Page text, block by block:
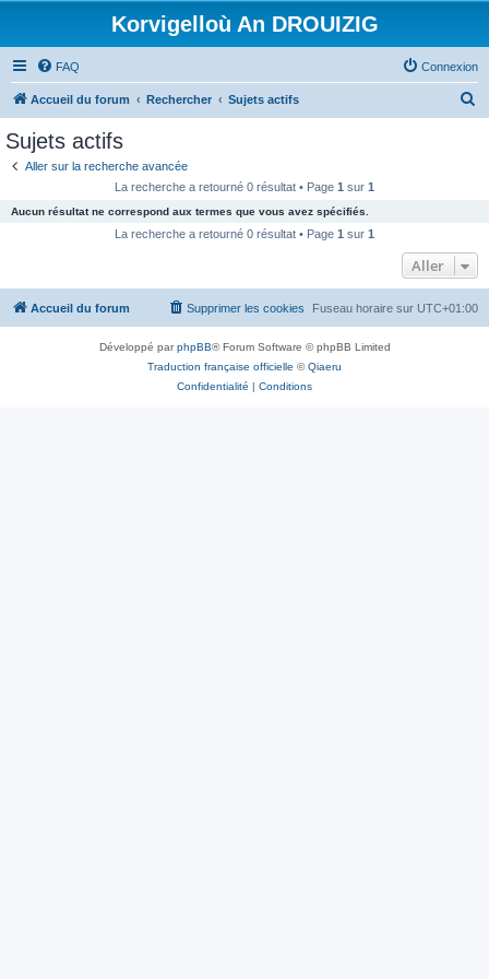
Korvigelloù An DROUIZIG
FAQ Connexion
Accueil du forum Rechercher Sujets actifs
c
e
Sujets actifs
Aller sur la recherche avancée
La recherche a retourné 0 résultat • Page 1 sur 1
Aucun résultat ne correspond aux termes que vous avez spécifiés.
La recherche a retourné 0 résultat • Page 1 sur 1
Aller
Accueil du forum Fuseau horaire sur UTC+01:00
Supprimer les cookies
Développé parphpBB® Forum Software © phpBB Limited
Traduction française officielle ©Qiaeru
Confidentialité | Conditions